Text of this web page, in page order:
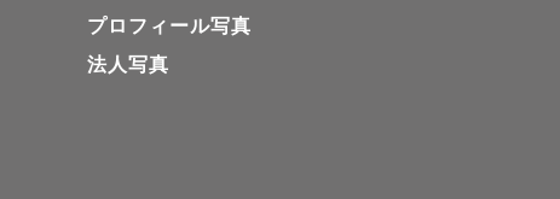
プロフィール写真
法人写真